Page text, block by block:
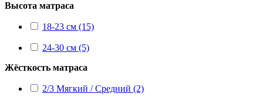
Высота матраса
18-23 см (15)
24-30 см (5)
Жёсткость матраса
2/3 Мягкий / Средний (2)